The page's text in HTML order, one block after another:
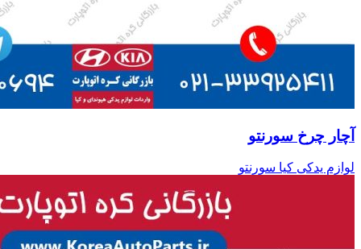
آچار چرخ سورنتو
لوازم یدکی کیا سورنتو